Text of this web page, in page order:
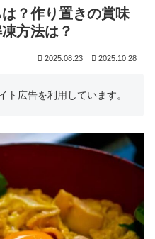
？作り置きの賞味
方法は？
2025.08.23 2025.10.28
ト広告を利用しています。